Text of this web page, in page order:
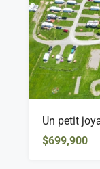
Un petit
$699,900